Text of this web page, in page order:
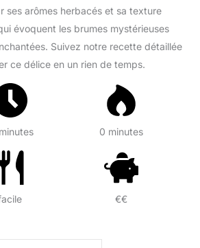
ses arômes herbacés et sa texture
évoquent les brumes mystérieuses
Suivez notre recette détaillée
ce délice en un rien de temps.
0 minutes
€€